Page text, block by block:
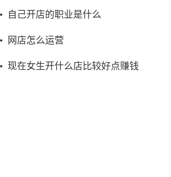
自己开店的职业是什么
网店怎么运营
现在女生开什么店比较好点赚钱